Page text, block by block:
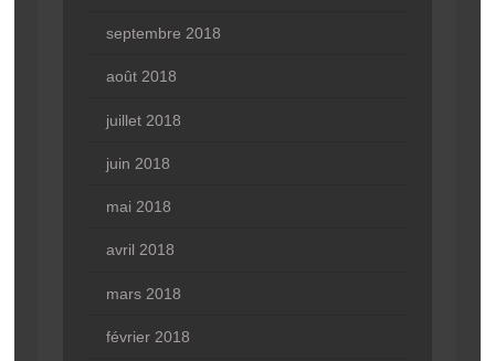
septembre 2018
août 2018
juillet 2018
juin 2018
mai 2018
avril 2018
mars 2018
février 2018